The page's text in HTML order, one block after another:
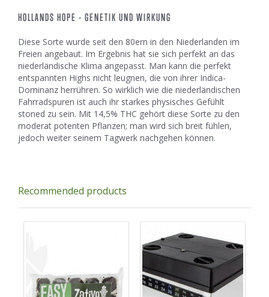
HOLLANDS HOPE - GENETIK UND WIRKUNG
Diese Sorte wurde seit den 80ern in den Niederlanden im
Freien angebaut. Im Ergebnis hat sie sich perfekt an das
niederländische Klima angepasst. Man kann die perfekt
entspannten Highs nicht leugnen, die von ihrer Indica-
Dominanz herrühren. So wirklich wie die niederländischen
Fahrradspuren ist auch ihr starkes physisches Gefühlt
stoned zu sein. Mit 14,5% THC gehört diese Sorte zu den
moderat potenten Pflanzen; man wird sich breit fühlen,
jedoch weiter seinem Tagwerk nachgehen können.
Recommended products